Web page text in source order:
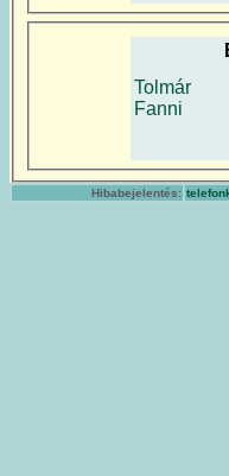
Tolmár
Fanni
Hibabejelentés: